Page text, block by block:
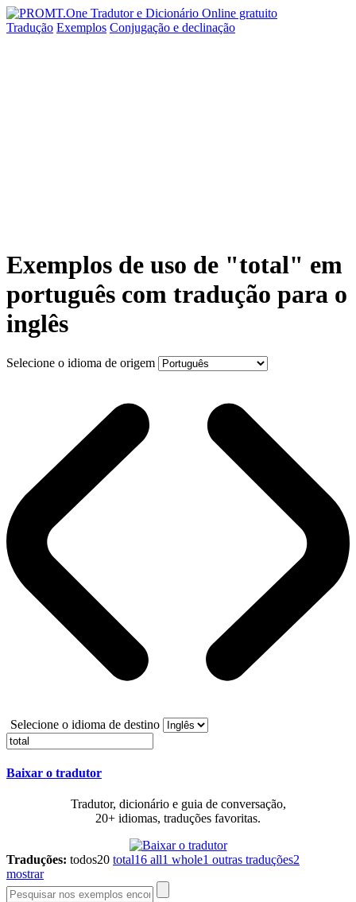
Tradução Exemplos Conjugação e declinação
Exemplos de uso de "total" em
português com tradução para o
inglês
Selecione o idioma de origem
Selecione o idioma de destino
Baixar o tradutor
Tradutor, dicionário e guia de conversação,
20+ idiomas, traduções favoritas.
Traduções: todos20 total16 all1 whole1 outras traduções2
mostrar